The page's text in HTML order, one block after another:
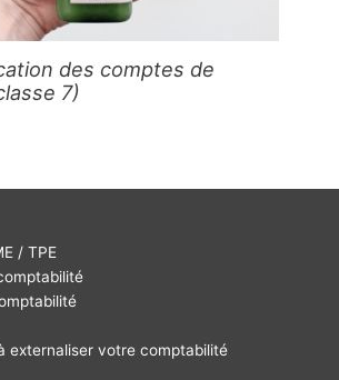
des comptes de
7)
/ TPE
externaliser votre comptabilité